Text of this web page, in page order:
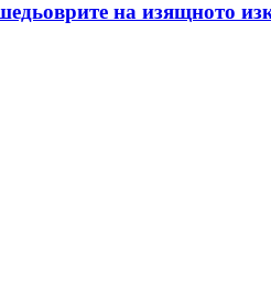
на изящното